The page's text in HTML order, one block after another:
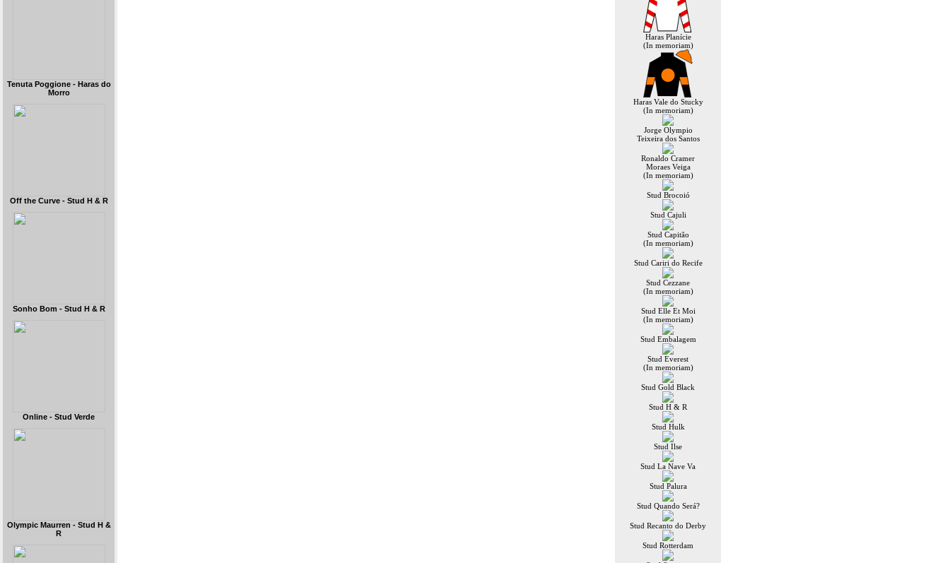
Tenuta Poggione - Haras do
Morro
Off the Curve - Stud H & R
Sonho Bom - Stud H & R
Online - Stud Verde
Olympic Maurren - Stud H &
R
Haras Planície
(In memoriam)
Haras Vale do Stucky
(In memoriam)
Jorge Olympio
Teixeira dos Santos
Ronaldo Cramer
Moraes Veiga
(In memoriam)
Stud Brocoió
Stud Cajuli
Stud Capitão
(In memoriam)
Stud Cariri do Recife
Stud Cezzane
(In memoriam)
Stud Elle Et Moi
(In memoriam)
Stud Embalagem
Stud Everest
(In memoriam)
Stud Gold Black
Stud H & R
Stud Hulk
Stud Ilse
Stud La Nave Va
Stud Palura
Stud Quando Será?
Stud Recanto do Derby
Stud Rotterdam